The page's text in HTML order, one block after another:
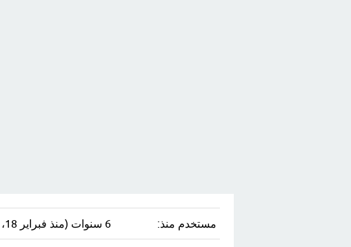
مستخدم منذ: 6 سنوات (منذ فبراير 18، 2020)